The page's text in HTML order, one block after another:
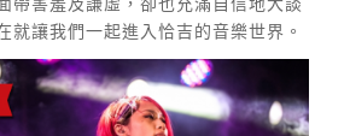
就讓我們一起進入恰吉的音樂世界。